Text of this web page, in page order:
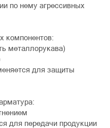
по нему агрессивных
компонентов:
металлорукава)
для защиты
для передачи продукции